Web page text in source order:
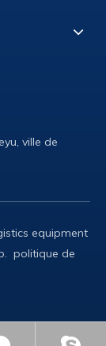
ville de
equipment
. politique de